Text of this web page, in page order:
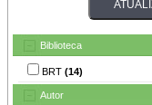
Biblioteca
BRT (14)
Autor